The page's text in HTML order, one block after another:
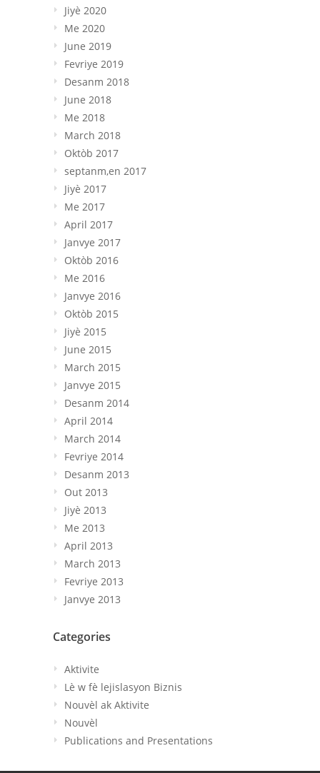
Jiyè 2020
Me 2020
June 2019
Fevriye 2019
Desanm 2018
June 2018
Me 2018
March 2018
Oktòb 2017
septanm,en 2017
Jiyè 2017
Me 2017
April 2017
Janvye 2017
Oktòb 2016
Me 2016
Janvye 2016
Oktòb 2015
Jiyè 2015
June 2015
March 2015
Janvye 2015
Desanm 2014
April 2014
March 2014
Fevriye 2014
Desanm 2013
Out 2013
Jiyè 2013
Me 2013
April 2013
March 2013
Fevriye 2013
Janvye 2013
Categories
Aktivite
Lè w fè lejislasyon Biznis
Nouvèl ak Aktivite
Nouvèl
Publications and Presentations